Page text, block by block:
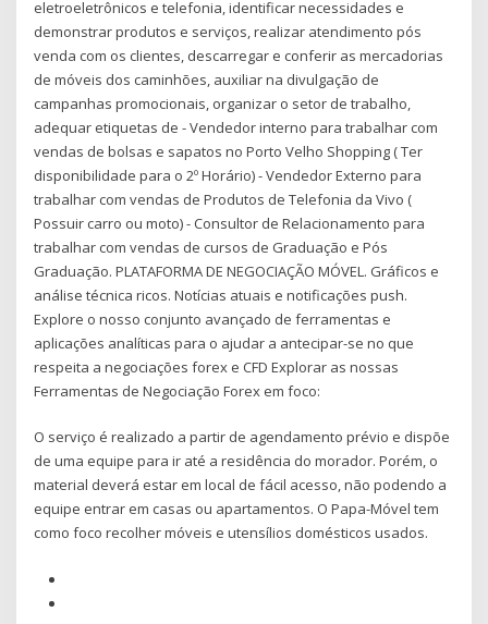
eletroeletrônicos e telefonia, identificar necessidades e
demonstrar produtos e serviços, realizar atendimento pós
venda com os clientes, descarregar e conferir as mercadorias
de móveis dos caminhões, auxiliar na divulgação de
campanhas promocionais, organizar o setor de trabalho,
adequar etiquetas de - Vendedor interno para trabalhar com
vendas de bolsas e sapatos no Porto Velho Shopping ( Ter
disponibilidade para o 2º Horário) - Vendedor Externo para
trabalhar com vendas de Produtos de Telefonia da Vivo (
Possuir carro ou moto) - Consultor de Relacionamento para
trabalhar com vendas de cursos de Graduação e Pós
Graduação. PLATAFORMA DE NEGOCIAÇÃO MÓVEL. Gráficos e
análise técnica ricos. Notícias atuais e notificações push.
Explore o nosso conjunto avançado de ferramentas e
aplicações analíticas para o ajudar a antecipar-se no que
respeita a negociações forex e CFD Explorar as nossas
Ferramentas de Negociação Forex em foco:
O serviço é realizado a partir de agendamento prévio e dispõe
de uma equipe para ir até a residência do morador. Porém, o
material deverá estar em local de fácil acesso, não podendo a
equipe entrar em casas ou apartamentos. O Papa-Móvel tem
como foco recolher móveis e utensílios domésticos usados.